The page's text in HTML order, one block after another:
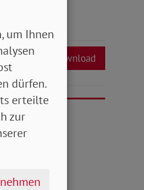
Download
um Ihnen
dürfen.
erteilte
zur